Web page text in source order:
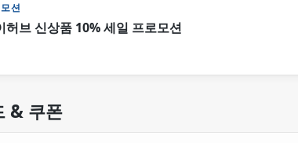
션
허브 신상품 10% 세일 프로모션
& 쿠폰